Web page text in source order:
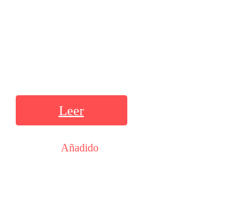
Leer
Añadido